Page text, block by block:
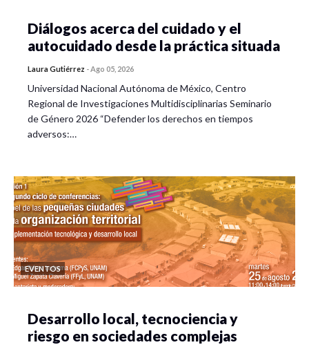
Diálogos acerca del cuidado y el
autocuidado desde la práctica situada
Laura Gutiérrez -Ago 05, 2026
Universidad Nacional Autónoma de México, Centro
Regional de Investigaciones Multidisciplinarias Seminario
de Género 2026 “Defender los derechos en tiempos
adversos:…
EVENTOS
Desarrollo local, tecnociencia y
riesgo en sociedades complejas